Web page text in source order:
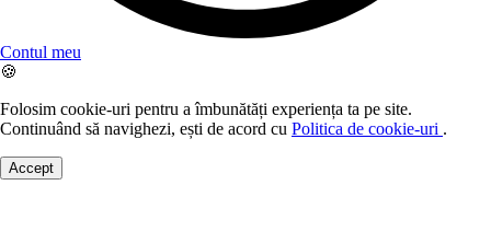
Contul meu
🍪
Folosim cookie-uri pentru a îmbunătăți experiența ta pe site.
Continuând să navighezi, ești de acord cu Politica de cookie-uri .
Accept